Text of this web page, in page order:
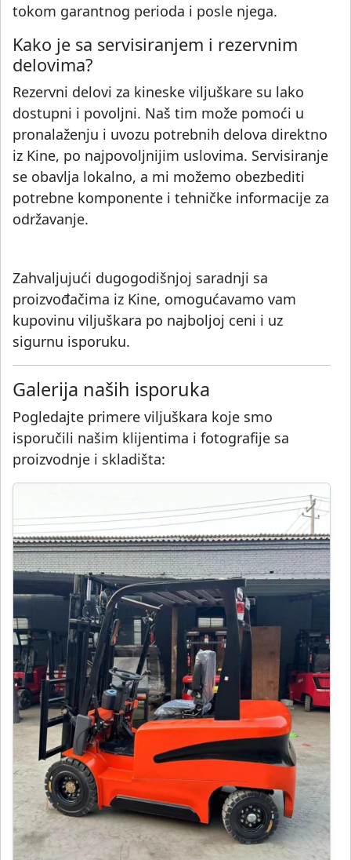
tokom garantnog perioda i posle njega.
Kako je sa servisiranjem i rezervnim
delovima?
Rezervni delovi za kineske viljuškare su lako
dostupni i povoljni. Naš tim može pomoći u
pronalaženju i uvozu potrebnih delova direktno
iz Kine, po najpovoljnijim uslovima. Servisiranje
se obavlja lokalno, a mi možemo obezbediti
potrebne komponente i tehničke informacije za
održavanje.
Zahvaljujući dugogodišnjoj saradnji sa
proizvođačima iz Kine, omogućavamo vam
kupovinu viljuškara po najboljoj ceni i uz
sigurnu isporuku.
Galerija naših isporuka
Pogledajte primere viljuškara koje smo
isporučili našim klijentima i fotografije sa
proizvodnje i skladišta: